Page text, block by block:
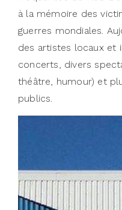
à la mémoire des
guerres mondiales.
des artistes locaux et
concerts, divers
théâtre, humour) et
publics.